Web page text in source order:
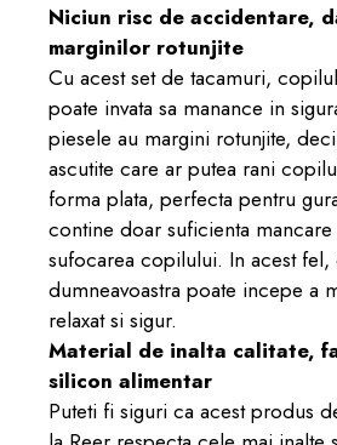
Niciun risc de accidentare,
marginilor rotunjite
Cu acest set de tacamuri,
poate invata sa manance in
piesele au margini rotunjite,
ascutite care ar putea rani
forma plata, perfecta pentru
contine doar suficienta
sufocarea copilului. In acest
dumneavoastra poate incepe a
relaxat si sigur.
Material de inalta calitate,
silicon alimentar
Puteti fi siguri ca acest produs